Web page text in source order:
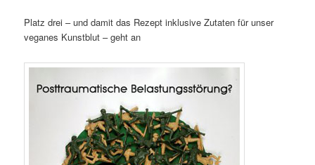
Platz drei – und damit das Rezept inklusive Zutaten für unser
veganes Kunstblut – geht an